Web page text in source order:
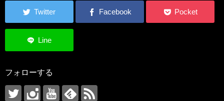
フォローする